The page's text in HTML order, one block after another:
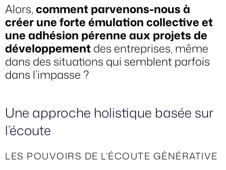
Alors,comment parvenons-nous à
créer une forte émulation collective et
une adhésion pérenne aux projets de
développementdes entreprises, même
dans des situations qui semblent parfois
dans l’impasse ?
Une approche holistique basée sur
l’écoute
LES POUVOIRS DE L’ÉCOUTE GÉNÉRATIVE